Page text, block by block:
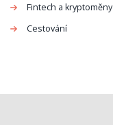
Fintech a kryptoměny
Cestování